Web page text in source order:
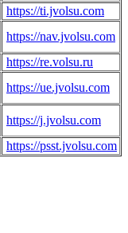
https://ti.jvolsu.com
https://nav.jvolsu.com
https://re.volsu.ru
https://ue.jvolsu.com
https://j.jvolsu.com
https://psst.jvolsu.com